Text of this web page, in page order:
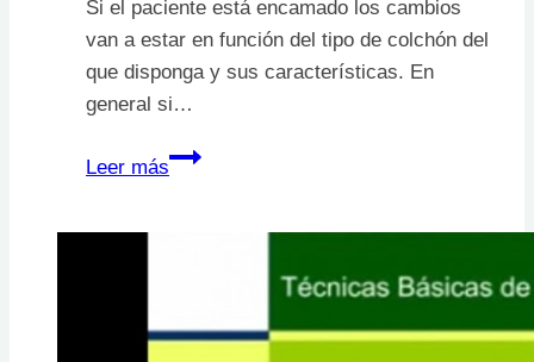
Si el paciente está encamado los cambios
van a estar en función del tipo de colchón del
que disponga y sus características. En
general si…
Leer más
¿Cada
los